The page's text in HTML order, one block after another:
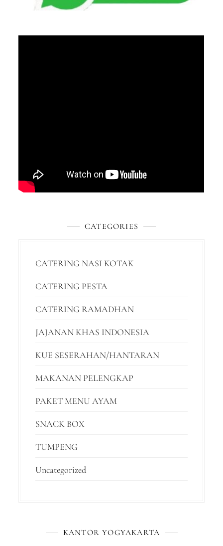
CATEGORIES
CATERING NASI KOTAK
CATERING PESTA
CATERING RAMADHAN
JAJANAN KHAS INDONESIA
KUE SESERAHAN/HANTARAN
MAKANAN PELENGKAP
PAKET MENU AYAM
SNACK BOX
TUMPENG
Uncategorized
KANTOR YOGYAKARTA